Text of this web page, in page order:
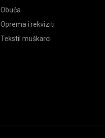
Obuća
Oprema i rekviziti
Tekstil muškarci